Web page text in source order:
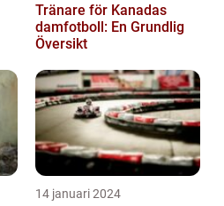
Tränare för Kanadas
damfotboll: En Grundlig
Översikt
14 januari 2024